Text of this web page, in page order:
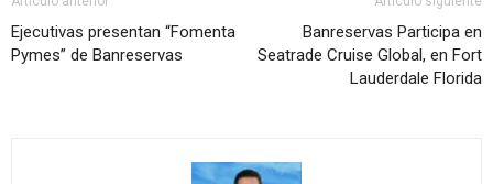
Ejecutivas presentan “Fomenta
Pymes” de Banreservas
Banreservas Participa en
Seatrade Cruise Global, en Fort
Lauderdale Florida